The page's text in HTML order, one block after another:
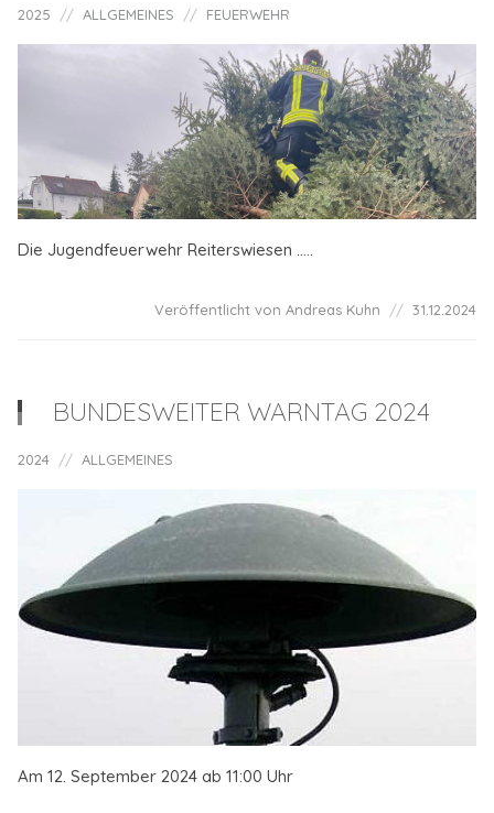
2025 ALLGEMEINES FEUERWEHR
Die Jugendfeuerwehr Reiterswiesen .....
Veröffentlicht von Andreas Kuhn 31.12.2024
BUNDESWEITER WARNTAG 2024
2024 ALLGEMEINES
Am 12. September 2024 ab 11:00 Uhr